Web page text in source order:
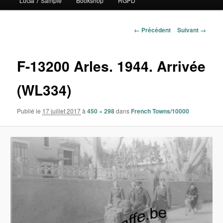
contenu
Navigation
← Précédent Suivant →
F-13200 Arles. 1944. Arrivée
(WL334)
Publié le 17 juillet 2017à450 × 298dans French Towns/10000